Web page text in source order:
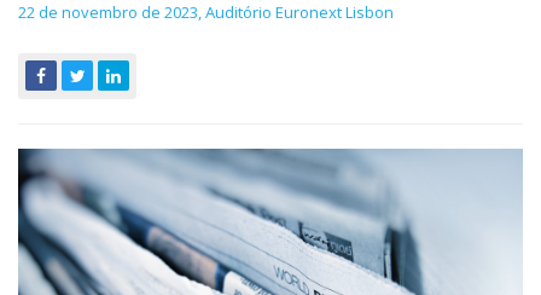
22 de novembro de 2023, Auditório Euronext Lisbon